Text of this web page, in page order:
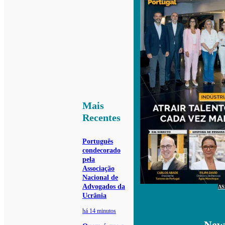
Mais
Recentes
Português
condecorado
pela
Associação
Nacional de
Advogados da
Ucrânia
há 14 minutos